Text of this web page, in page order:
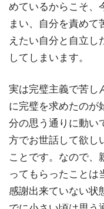
めているからこそ、
まい、自分を責めて
えたい自分と自立し
してしまいます。
実は完璧主義で苦し
に完璧を求めたのが
分の思う通りに動い
方でお世話して欲し
ことです。なので、
ってもらったことは
感謝出来ていない状